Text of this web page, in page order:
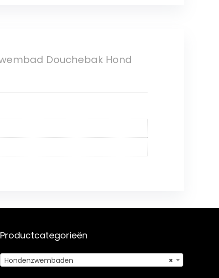
Douchebak Hond
Productcategorieën
×
Hondenzwembaden